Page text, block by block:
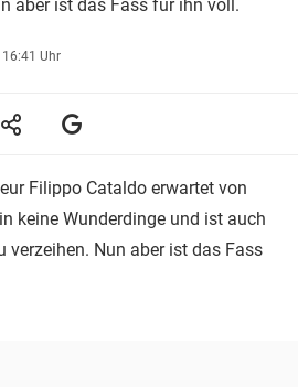
aber ist das Fass für ihn voll.
Uhr
Filippo Cataldo erwartet von
keine Wunderdinge und ist auch
verzeihen. Nun aber ist das Fass